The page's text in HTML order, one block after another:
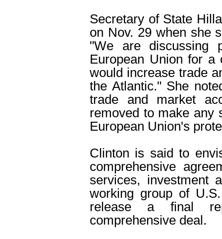
Secretary of State
on Nov. 29 when she
"We are discussing
European Union for a
would increase trade
the Atlantic." She
trade and market
removed to make any
European Union's
Clinton is said to
comprehensive
services, investment
working group of
release a final
comprehensive deal.